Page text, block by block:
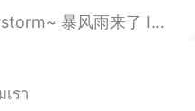
风雨 The forecast calls for a big storm. 天气预报预...
รา